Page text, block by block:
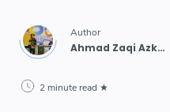
2 minute read